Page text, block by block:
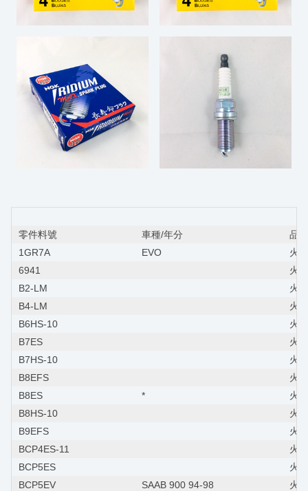
零件料號 車種/年分
品
1GR7A
EVO
火
6941
火
B2-LM
火
B4-LM
火
B6HS-10
火
B7ES
火
B7HS-10
火
B8EFS
火
B8ES
*
火
B8HS-10
火
B9EFS
火
BCP4ES-11
火
BCP5ES
火
BCP5EV
SAAB 900 94-98
火